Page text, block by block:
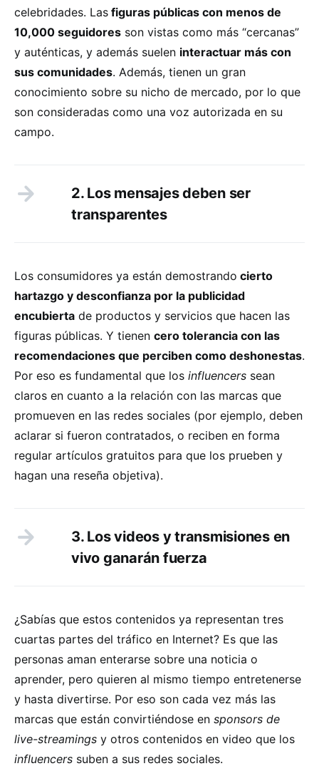
celebridades. Las figuras públicas con menos de
10,000 seguidores son vistas como más “cercanas”
y auténticas, y además suelen interactuar más con
sus comunidades. Además, tienen un gran
conocimiento sobre su nicho de mercado, por lo que
son consideradas como una voz autorizada en su
campo.
2. Los mensajes deben ser
transparentes
Los consumidores ya están demostrando cierto
hartazgo y desconfianza por la publicidad
encubierta de productos y servicios que hacen las
figuras públicas. Y tienen cero tolerancia con las
recomendaciones que perciben como deshonestas.
Por eso es fundamental que los influencers sean
claros en cuanto a la relación con las marcas que
promueven en las redes sociales (por ejemplo, deben
aclarar si fueron contratados, o reciben en forma
regular artículos gratuitos para que los prueben y
hagan una reseña objetiva).
3. Los videos y transmisiones en
vivo ganarán fuerza
¿Sabías que estos contenidos ya representan tres
cuartas partes del tráfico en Internet? Es que las
personas aman enterarse sobre una noticia o
aprender, pero quieren al mismo tiempo entretenerse
y hasta divertirse. Por eso son cada vez más las
marcas que están convirtiéndose en sponsors de
live-streamings y otros contenidos en video que los
influencers suben a sus redes sociales.